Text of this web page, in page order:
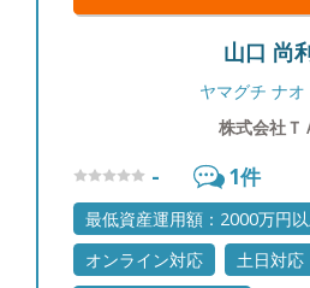
山口 尚
ヤマグチ ナオ
株式会社Ｔ
- 1件
最低資産運用額：2000万円
オンライン対応
土日対応